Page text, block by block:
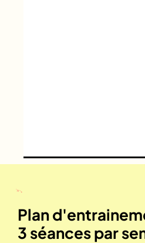
Plan
3 séances par